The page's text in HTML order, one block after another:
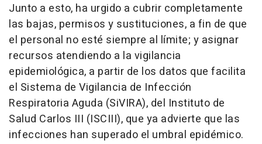
Junto a esto, ha urgido a cubrir completamente
las bajas, permisos y sustituciones, a fin de que
el personal no esté siempre al límite; y asignar
recursos atendiendo a la vigilancia
epidemiológica, a partir de los datos que facilita
el Sistema de Vigilancia de Infección
Respiratoria Aguda (SiVIRA), del Instituto de
Salud Carlos III (ISCIII), que ya advierte que las
infecciones han superado el umbral epidémico.